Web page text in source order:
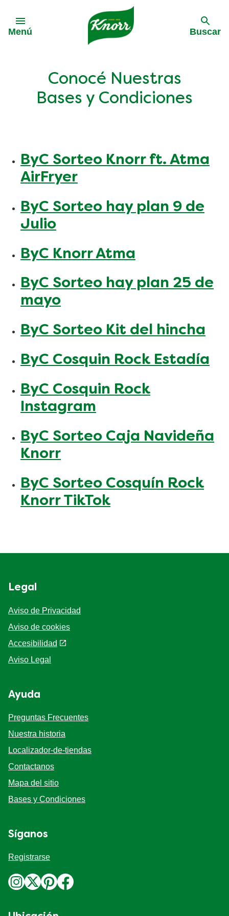
Menú Buscar
Conocé Nuestras
Bases y Condiciones
ByC Sorteo Knorr ft. Atma
AirFryer
ByC Sorteo hay plan 9 de
Julio
ByC Knorr Atma
ByC Sorteo hay plan 25 de
mayo
ByC Sorteo Kit del hincha
ByC Cosquin Rock Estadía
ByC Cosquin Rock
Instagram
ByC Sorteo Caja Navideña
Knorr
ByC Sorteo Cosquín Rock
Knorr TikTok
Legal
Aviso de Privacidad
Aviso de cookies
Accesibilidad
Aviso Legal
Ayuda
Preguntas Frecuentes
Nuestra historia
Localizador-de-tiendas
Contactanos
Mapa del sitio
Bases y Condiciones
Síganos
Registrarse